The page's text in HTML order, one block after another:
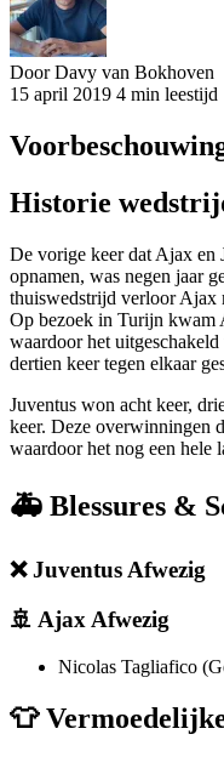
Door Davy van Bokhoven
15 april 2019 4 min leestijd
Historie
De vorige keer dat Ajax en
opnamen, was negen jaar
thuiswedstrijd verloor Ajax
Op bezoek in Turijn kwam
waardoor het
dertien keer tegen elkaar
Juventus won acht keer,
keer. Deze overwinningen
waardoor het nog een hele
🚑 Blessures &
❌Juventus Afwezig
🚢 Ajax Afwezig
Nicolas Tagliafico
👕